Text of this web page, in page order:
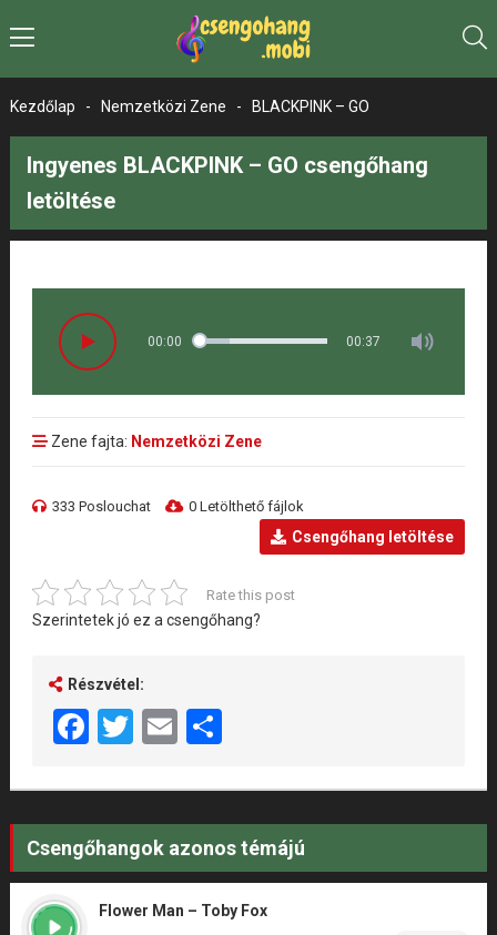
Kezdőlap - Nemzetközi Zene - BLACKPINK – GO
Ingyenes BLACKPINK – GO csengőhang
letöltése
00:00 00:37
Zene fajta: Nemzetközi Zene
333 Poslouchat 0 Letölthető fájlok
Csengőhang letöltése
Rate this post
Szerintetek jó ez a csengőhang?
Részvétel:
Facebook
Twitter
EmailShare
Csengőhangok azonos témájú
Flower Man – Toby Fox